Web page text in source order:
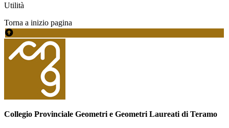
Utilità
Torna a inizio pagina
Collegio Provinciale Geometri e Geometri Laureati di Teramo